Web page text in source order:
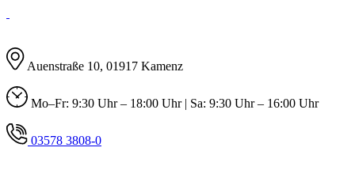
Auenstraße 10, 01917 Kamenz
Mo–Fr: 9:30 Uhr – 18:00 Uhr | Sa: 9:30 Uhr – 16:00 Uhr
03578 3808-0